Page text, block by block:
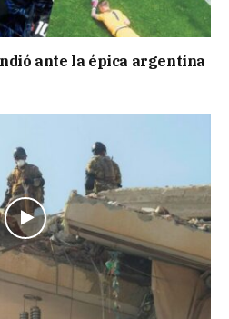
ante la épica argentina